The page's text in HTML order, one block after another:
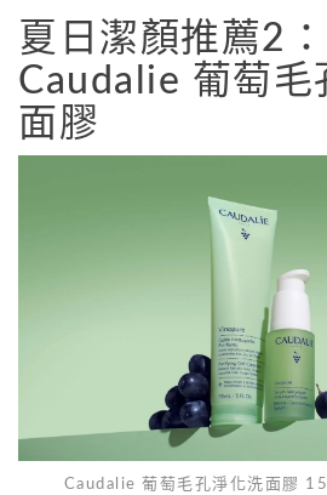
夏日潔顏推薦2：
Caudalie 葡萄毛
面膠
Caudalie 葡萄毛孔淨化洗面膠